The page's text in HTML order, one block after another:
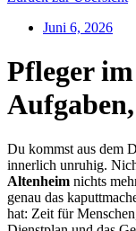
Juni 6, 2026
Pfleger
Du kommst aus dem
innerlich unruhig.
Altenheim nichts
genau das
hat: Zeit für